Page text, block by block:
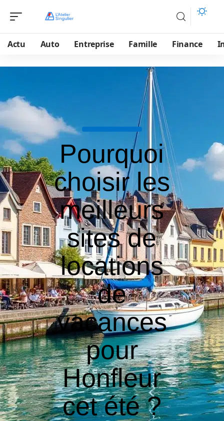
Actu Auto Entreprise Famille Finance
Pourquoi
choisir les
meilleurs
sites de
locations
de
vacances
pour
Honfleur
cet été ?